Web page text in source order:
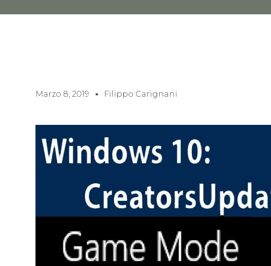
Marzo 8, 2019 Filippo Carignani